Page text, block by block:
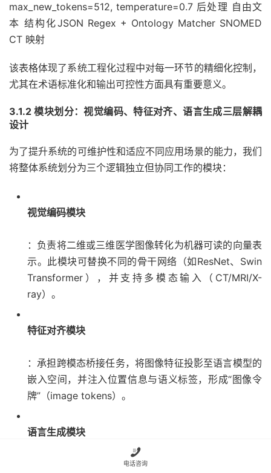
max_new_tokens=512, temperature=0.7 后处理 自由文
本 结构化JSON Regex + Ontology Matcher SNOMED
CT 映射
该表格体现了系统工程化过程中对每一环节的精细化控制，
尤其在术语标准化和输出可控性方面具有重要意义。
3.1.2 模块划分：视觉编码、特征对齐、语言生成三层解耦
设计
为了提升系统的可维护性和适应不同应用场景的能力，我们
将整体系统划分为三个逻辑独立但协同工作的模块：
视觉编码模块
：负责将二维或三维医学图像转化为机器可读的向量表
示。此模块可替换不同的骨干网络（如ResNet、Swin
Transformer），并支持多模态输入（CT/MRI/X-
ray）。
特征对齐模块
：承担跨模态桥接任务，将图像特征投影至语言模型的
嵌入空间，并注入位置信息与语义标签，形成“图像令
牌”（image tokens）。
语言生成模块
：以LLaMA 2为核心，接收融合后的上下文输入，执行

电话咨询